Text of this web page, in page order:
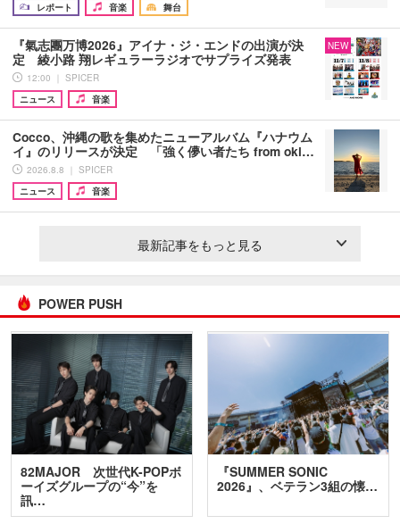
レポート
音楽 舞台
『氣志團万博2026』アイナ・ジ・エンドの出演が決
定 綾小路 翔レギュラーラジオでサプライズ発表
12:00 ｜ SPICER
ニュース
音楽
NEW
Cocco、沖縄の歌を集めたニューアルバム『ハナウム
イ』のリリースが決定 「強く儚い者たち from oki…
2026.8.8 ｜ SPICER
ニュース
音楽
最新記事をもっと見る
POWER PUSH
82MAJOR 次世代K-POPボ
ーイズグループの“今”を
訊…
『SUMMER SONIC
2026』、ベテラン3組の懐…